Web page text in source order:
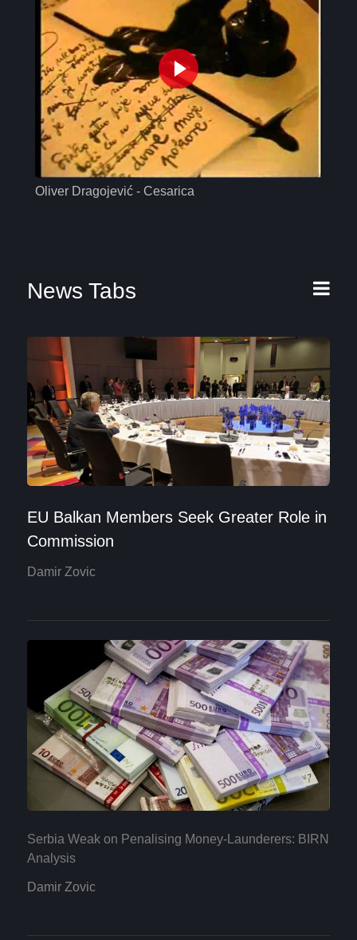
Oliver Dragojević - Cesarica
News Tabs
EU Balkan Members Seek Greater Role in
Commission
Damir Zovic
Serbia Weak on Penalising Money-Launderers: BIRN
Analysis
Damir Zovic